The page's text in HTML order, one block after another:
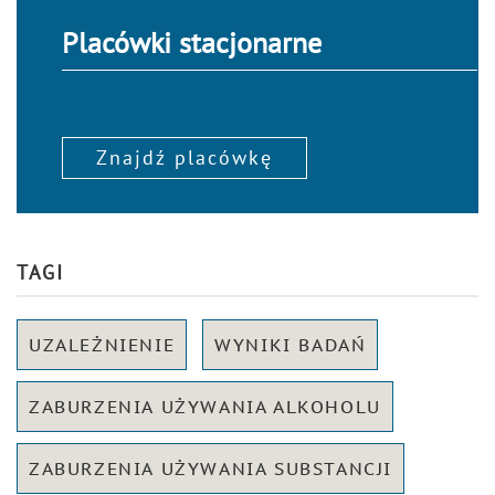
Placówki stacjonarne
Znajdź placówkę
TAGI
UZALEŻNIENIE WYNIKI BADAŃ
ZABURZENIA UŻYWANIA ALKOHOLU
ZABURZENIA UŻYWANIA SUBSTANCJI